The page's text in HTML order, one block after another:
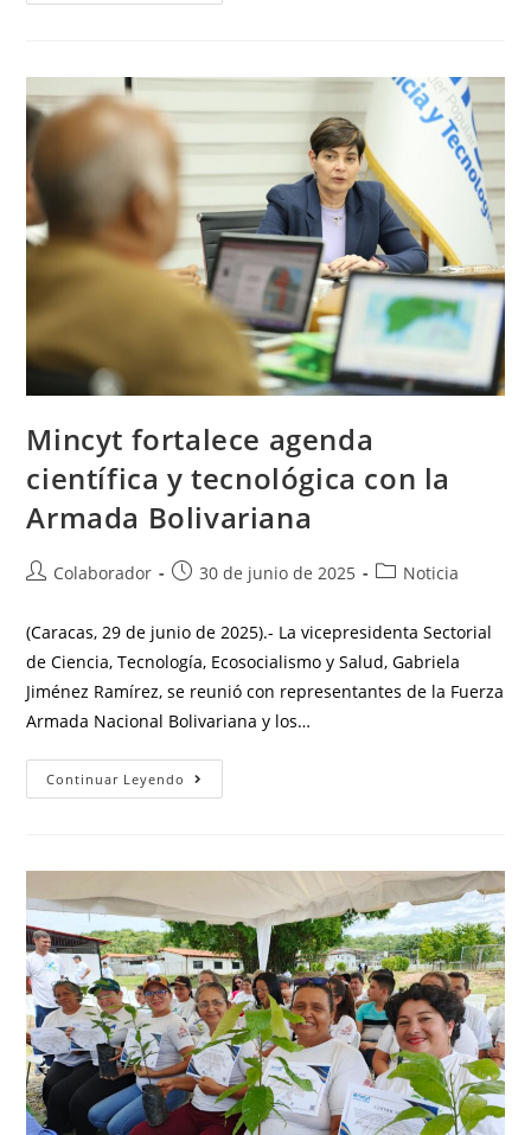
Mincyt fortalece agenda
científica y tecnológica con la
Armada Bolivariana
Colaborador 30 de junio de 2025 Noticia
(Caracas, 29 de junio de 2025).- La vicepresidenta Sectorial
de Ciencia, Tecnología, Ecosocialismo y Salud, Gabriela
Jiménez Ramírez, se reunió con representantes de la Fuerza
Armada Nacional Bolivariana y los…
Continuar Leyendo